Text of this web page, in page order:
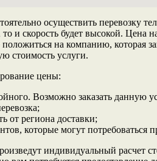
осуществить перевозку
и скорость будет высокой. Цена
на компанию, которая
стоимость услуги.
цены:
Возможно заказать данную
от региона доставки;
которые могут потребоваться
индивидуальный расчет